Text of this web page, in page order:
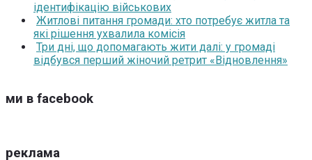
ідентифікацію військових
Житлові питання громади: хто потребує житла та
які рішення ухвалила комісія
Три дні, що допомагають жити далі: у громаді
відбувся перший жіночий ретрит «Відновлення»
ми в facebook
реклама